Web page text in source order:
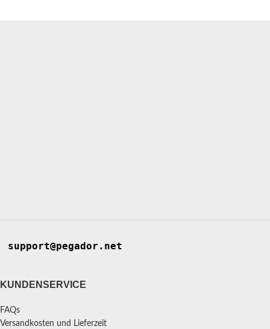
support@pegador.net
KUNDENSERVICE
FAQs
Versandkosten und Lieferzeit